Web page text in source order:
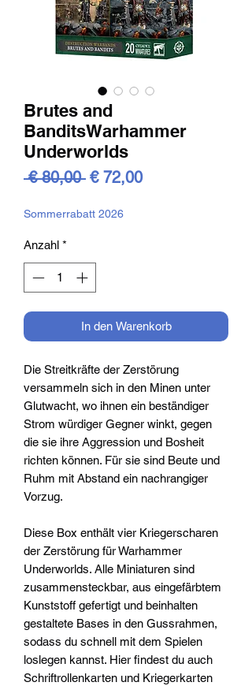
Brutes and
BanditsWarhammer
Underworlds
€ 80,00 Standardpreis
€ 72,00Sale-
Sommerrabatt 2026
Anzahl *
In den Warenkorb
Die Streitkräfte der Zerstörung
versammeln sich in den Minen unter
Glutwacht, wo ihnen ein beständiger
Strom würdiger Gegner winkt, gegen
die sie ihre Aggression und Bosheit
richten können. Für sie sind Beute und
Ruhm mit Abstand ein nachrangiger
Vorzug.
Diese Box enthält vier Kriegerscharen
der Zerstörung für Warhammer
Underworlds. Alle Miniaturen sind
zusammensteckbar, aus eingefärbtem
Kunststoff gefertigt und beinhalten
gestaltete Bases in den Gussrahmen,
sodass du schnell mit dem Spielen
loslegen kannst. Hier findest du auch
Schriftrollenkarten und Kriegerkarten